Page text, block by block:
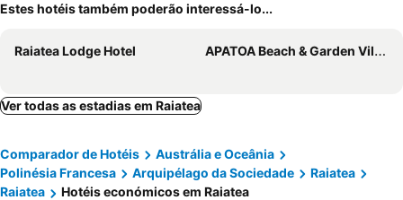
Estes hotéis também poderão interessá-lo...
Raiatea Lodge Hotel APATOA Beach & Garden Village
Ver todas as estadias em Raiatea
Comparador de Hotéis
Austrália e Oceânia
Polinésia Francesa
Arquipélago da Sociedade
Raiatea
Raiatea
Hotéis económicos em Raiatea